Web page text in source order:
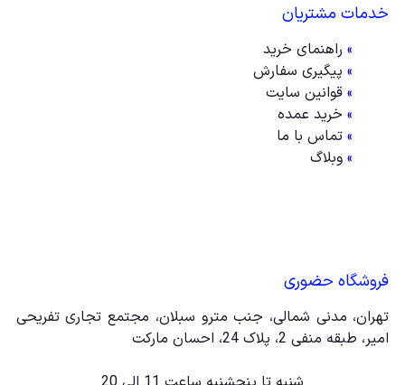
خدمات مشتریان
» راهنمای خرید
» پیگیری سفارش
» قوانین سایت
» خرید عمده
» تماس با ما
» وبلاگ
فروشگاه حضوری
تهران، مدنی شمالی، جنب مترو سبلان، مجتمع تجاری تفریحی
امیر، طبقه منفی 2، پلاک 24، احسان مارکت